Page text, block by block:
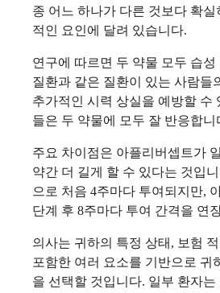
종 어느 하나가 다른 것보다 확
적인 요인에 달려 있습니다.
연구에 따르면 두 약물 모두 습
질환과 같은 질환이 있는 사람들
추가적인 시력 상실을 예방할 수
들은 두 약물에 모두 잘 반응합니
주요 차이점은 아플리버셉트가
약간 더 길게 할 수 있다는 것입
으로 처음 4주마다 투여되지만,
단계 후 8주마다 투여 간격을 연
의사는 귀하의 특정 상태, 보험
포함한 여러 요소를 기반으로 귀
을 선택할 것입니다. 일부 환자